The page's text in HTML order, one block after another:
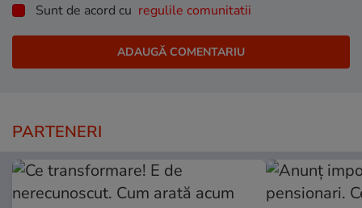
Sunt de acord cu regulile comunitatii
PARTENERI